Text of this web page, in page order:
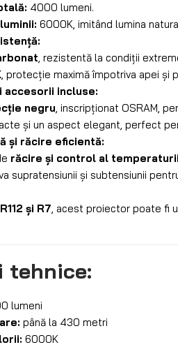
4000 lumeni.
6000K, imitând lumina
, rezistentă la condiții
, protecție maximă împotriva apei și
accesorii incluse:
negru, inscripționat OSRAM,
și un aspect elegant, perfect
și răcire eficientă:
răcire și control al temperaturii
supratensiunii și subtensiunii
și R7, acest proiector poate fi
tehnice:
lumeni
până la 430 metri
6000K